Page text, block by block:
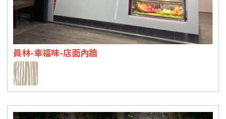
員林-幸福味-店面內牆